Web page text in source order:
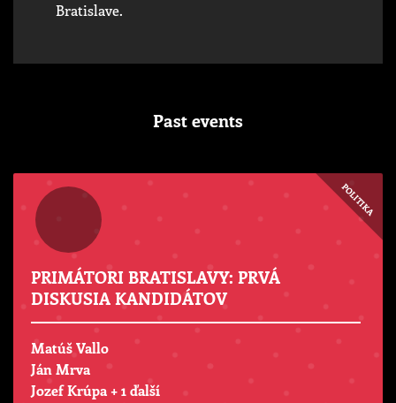
Bratislave.
Past events
POLITIKA
PRIMÁTORI BRATISLAVY: PRVÁ
DISKUSIA KANDIDÁTOV
Matúš Vallo
Ján Mrva
Jozef Krúpa + 1 ďalší